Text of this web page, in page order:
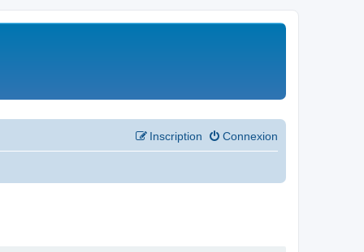
Connexion
Inscription